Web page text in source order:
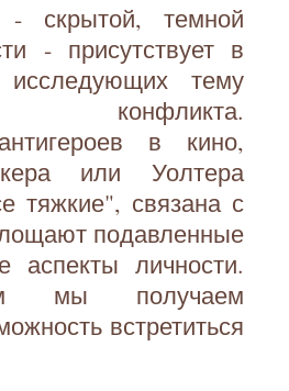
- скрытой, темной
- присутствует в
исследующих тему
конфликта.
в кино,
или Уолтера
тяжкие", связана с
подавленные
аспекты личности.
мы получаем
встретиться